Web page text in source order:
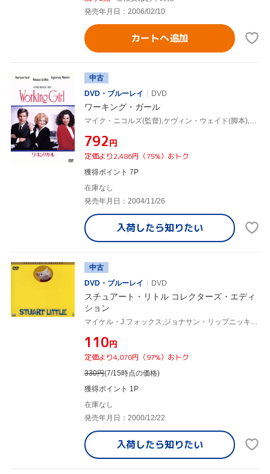
発売年月日：2006/02/10
カートへ追加
中古
DVD・ブルーレイ
DVD
ワーキング・ガール
¥792円
定価より2,486円（75%）おトク
獲得ポイント 7P
在庫なし
発売年月日：2004/11/26
入荷したら知りたい
中古
DVD・ブルーレイ
DVD
スチュアート・リトル コレクターズ・エディ
ション
¥110円
定価より4,070円（97%）おトク
330円(7/15時点の価格)
獲得ポイント 1P
在庫なし
発売年月日：2000/12/22
入荷したら知りたい